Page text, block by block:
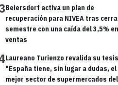
Beiersdorf activa un plan de
recuperación para NIVEA tras
semestre con una caída del 3,5% en
ventas
Laureano Turienzo revalida su
"España tiene, sin lugar a dudas, el
mejor sector de supermercados del